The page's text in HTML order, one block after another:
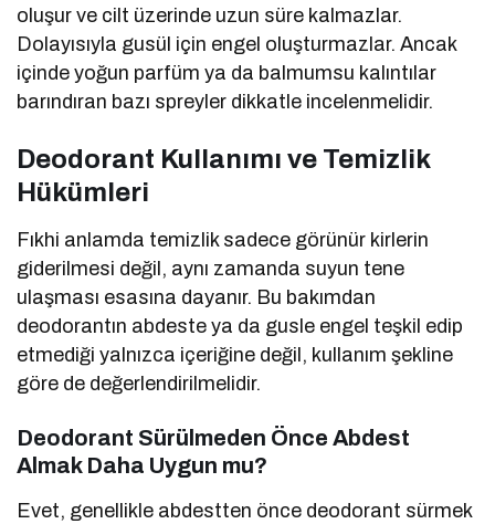
oluşur ve cilt üzerinde uzun süre kalmazlar.
Dolayısıyla gusül için engel oluşturmazlar. Ancak
içinde yoğun parfüm ya da balmumsu kalıntılar
barındıran bazı spreyler dikkatle incelenmelidir.
Deodorant Kullanımı ve Temizlik
Hükümleri
Fıkhi anlamda temizlik sadece görünür kirlerin
giderilmesi değil, aynı zamanda suyun tene
ulaşması esasına dayanır. Bu bakımdan
deodorantın abdeste ya da gusle engel teşkil edip
etmediği yalnızca içeriğine değil, kullanım şekline
göre de değerlendirilmelidir.
Deodorant Sürülmeden Önce Abdest
Almak Daha Uygun mu?
Evet, genellikle abdestten önce deodorant sürmek